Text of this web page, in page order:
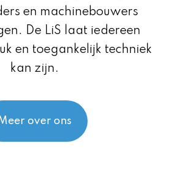
en machinebouwers
De LiS laat iedereen
en toegankelijk techniek
kan zijn.
over ons